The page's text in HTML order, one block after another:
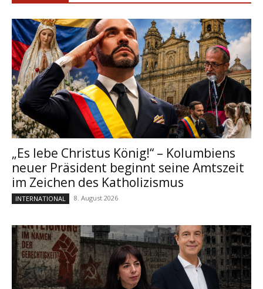
„Es lebe Christus König!“ – Kolumbiens
neuer Präsident beginnt seine Amtszeit
im Zeichen des Katholizismus
INTERNATIONAL 8. August 2026